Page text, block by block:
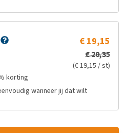
€ 19,15
€ 20,35
(€ 19,15 / st)
korting
wanneer jij dat wilt